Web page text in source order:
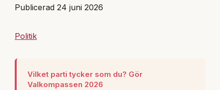
Publicerad 24 juni 2026
Politik
Vilket parti tycker som du? Gör
Valkompassen 2026